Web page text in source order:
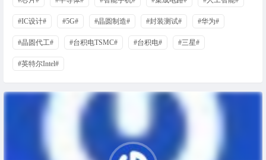
#IC设计# #5G# #晶圆制造# #封装测试# #华为#
#晶圆代工# #台积电TSMC# #台积电# #三星#
#英特尔Intel#